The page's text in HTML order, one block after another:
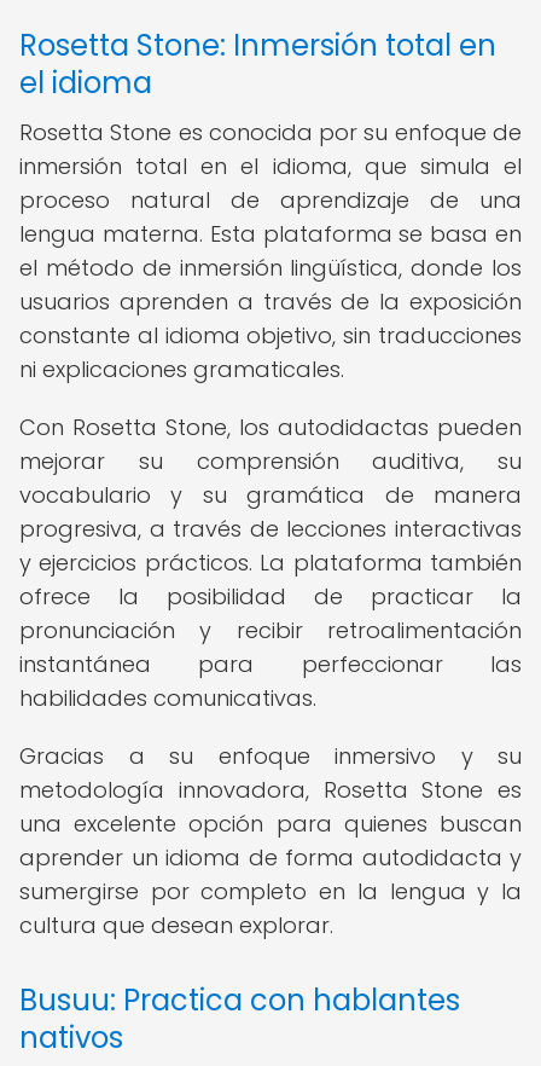
Rosetta Stone: Inmersión total en
el idioma
Rosetta Stone es conocida por su enfoque de
inmersión total en el idioma, que simula el
proceso natural de aprendizaje de una
lengua materna. Esta plataforma se basa en
el método de inmersión lingüística, donde los
usuarios aprenden a través de la exposición
constante al idioma objetivo, sin traducciones
ni explicaciones gramaticales.
Con Rosetta Stone, los autodidactas pueden
mejorar su comprensión auditiva, su
vocabulario y su gramática de manera
progresiva, a través de lecciones interactivas
y ejercicios prácticos. La plataforma también
ofrece la posibilidad de practicar la
pronunciación y recibir retroalimentación
instantánea para perfeccionar las
habilidades comunicativas.
Gracias a su enfoque inmersivo y su
metodología innovadora, Rosetta Stone es
una excelente opción para quienes buscan
aprender un idioma de forma autodidacta y
sumergirse por completo en la lengua y la
cultura que desean explorar.
Busuu: Practica con hablantes
nativos